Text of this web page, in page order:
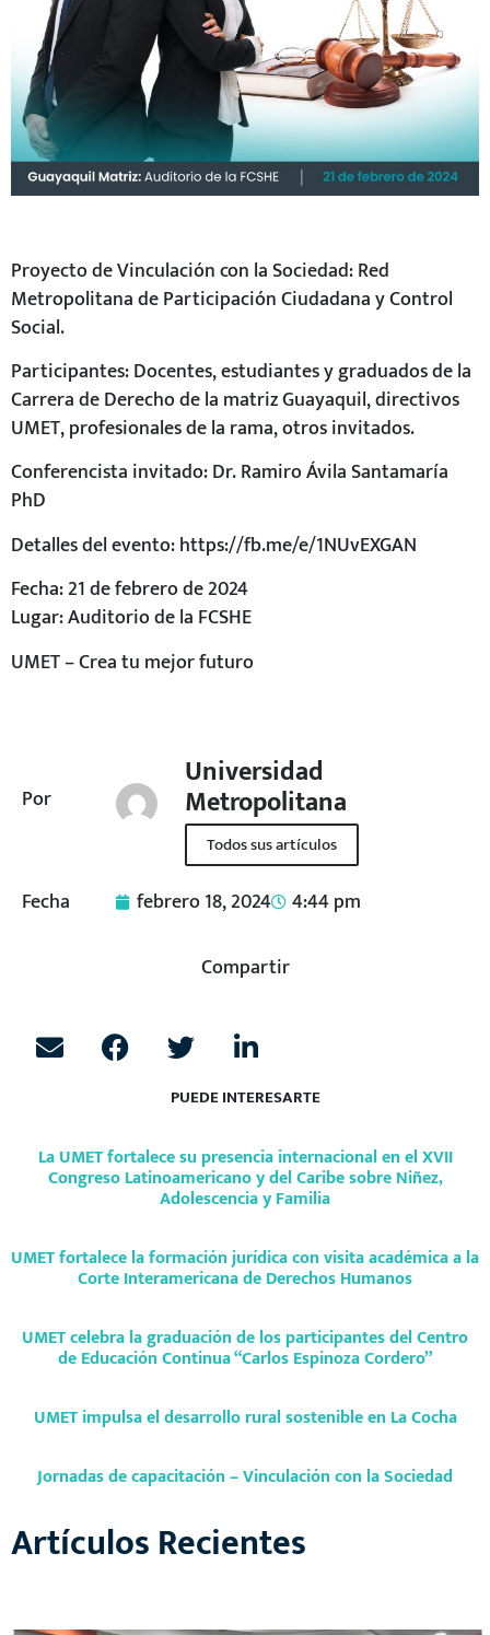
Por
Universidad
Metropolitana
Todos sus artículos
Fecha febrero 18, 2024 4:44 pm
Compartir
PUEDE INTERESARTE
La UMET fortalece su presencia internacional en el XVII
Congreso Latinoamericano y del Caribe sobre Niñez,
Adolescencia y Familia
UMET fortalece la formación jurídica con visita académica a la
Corte Interamericana de Derechos Humanos
UMET celebra la graduación de los participantes del Centro
de Educación Continua “Carlos Espinoza Cordero”
UMET impulsa el desarrollo rural sostenible en La Cocha
Jornadas de capacitación – Vinculación con la Sociedad
Proyecto de Vinculación con la Sociedad: Red
Metropolitana de Participación Ciudadana y Control
Social.
Participantes: Docentes, estudiantes y graduados de la
Carrera de Derecho de la matriz Guayaquil, directivos
UMET, profesionales de la rama, otros invitados.
Conferencista invitado: Dr. Ramiro Ávila Santamaría
PhD
Detalles del evento: https://fb.me/e/1NUvEXGAN
Fecha: 21 de febrero de 2024
Lugar: Auditorio de la FCSHE
UMET – Crea tu mejor futuro
Artículos Recientes